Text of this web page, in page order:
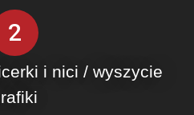
2
i nici / wyszycie